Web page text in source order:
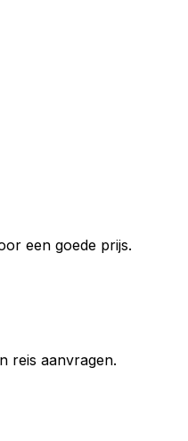
een goede prijs.
reis aanvragen.